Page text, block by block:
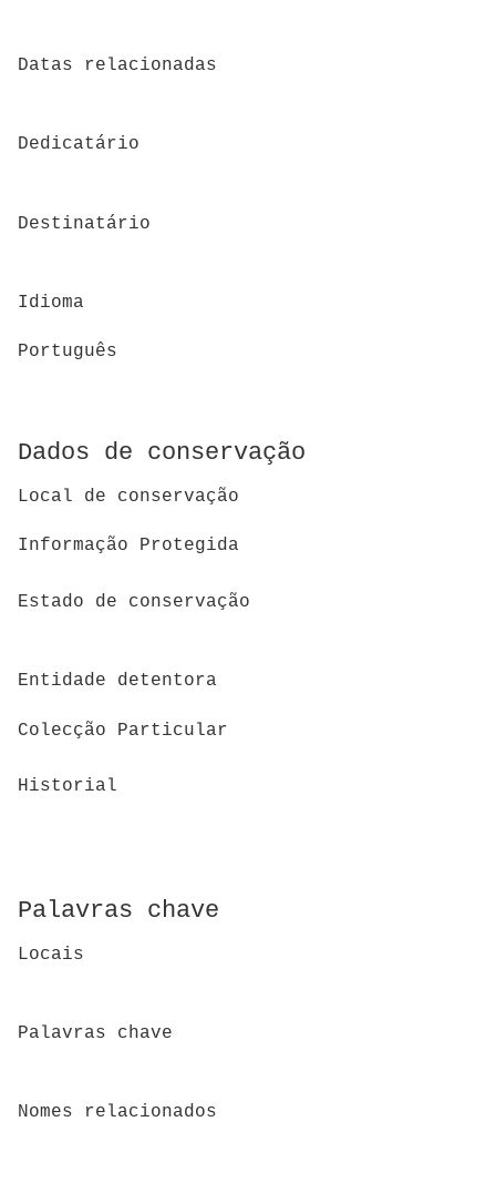
Datas relacionadas
Dedicatário
Destinatário
Idioma
Português
Dados de conservação
Local de conservação
Informação Protegida
Estado de conservação
Entidade detentora
Colecção Particular
Historial
Palavras chave
Locais
Palavras chave
Nomes relacionados